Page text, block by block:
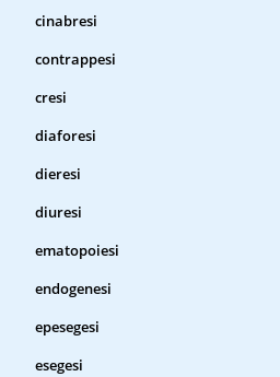
cinabresi
contrappesi
cresi
diaforesi
dieresi
diuresi
ematopoiesi
endogenesi
epesegesi
esegesi